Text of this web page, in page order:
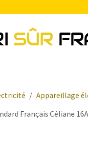
Appareillage
Français Céliane